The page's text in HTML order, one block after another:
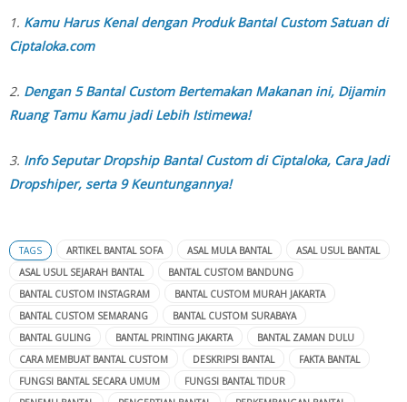
1. Kamu Harus Kenal dengan Produk Bantal Custom Satuan di
Ciptaloka.com
2. Dengan 5 Bantal Custom Bertemakan Makanan ini, Dijamin
Ruang Tamu Kamu jadi Lebih Istimewa!
3. Info Seputar Dropship Bantal Custom di Ciptaloka, Cara Jadi
Dropshiper, serta 9 Keuntungannya!
TAGS ARTIKEL BANTAL SOFA ASAL MULA BANTAL
ASAL USUL BANTAL
ASAL USUL SEJARAH BANTAL
BANTAL CUSTOM BANDUNG
BANTAL CUSTOM INSTAGRAM
BANTAL CUSTOM MURAH JAKARTA
BANTAL CUSTOM SEMARANG
BANTAL CUSTOM SURABAYA
BANTAL GULING
BANTAL PRINTING JAKARTA
BANTAL ZAMAN DULU
CARA MEMBUAT BANTAL CUSTOM
DESKRIPSI BANTAL
FAKTA BANTAL
FUNGSI BANTAL SECARA UMUM
FUNGSI BANTAL TIDUR